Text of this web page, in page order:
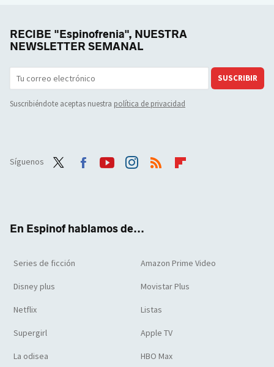
RECIBE "Espinofrenia", NUESTRA
NEWSLETTER SEMANAL
SUSCRIBIR
Suscribiéndote aceptas nuestra política de privacidad
Síguenos
En Espinof hablamos de...
Series de ficción Amazon Prime Video
Disney plus Movistar Plus
Netflix Listas
Supergirl Apple TV
La odisea HBO Max